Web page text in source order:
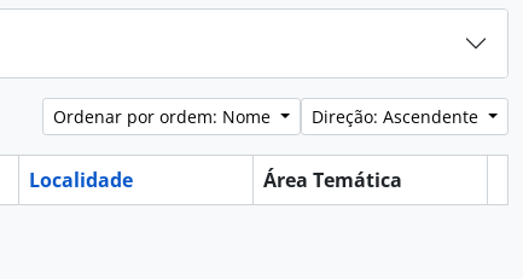
Ordenar por ordem: Nome Direção: Ascendente
Localidade
Área Temática